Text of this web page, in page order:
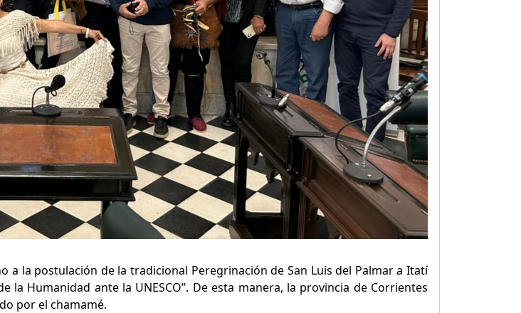
a la postulación de la tradicional Peregrinación de San Luis del Palmar a Itatí
Humanidad ante la UNESCO”. De esta manera, la provincia de Corrientes
por el chamamé.